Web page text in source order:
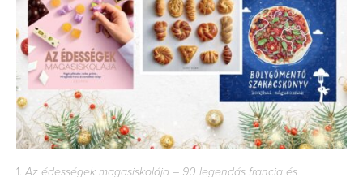
1. Az édességek magasiskolája – 90 legendás francia és